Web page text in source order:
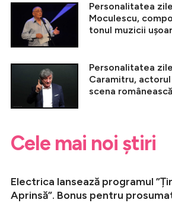
Personalitatea
Moculescu,
tonul muzicii
Personalitatea
Caramitru,
scena
Cele mai noi știri
Electrica lansează programul
Aprinsă”. Bonus pentru